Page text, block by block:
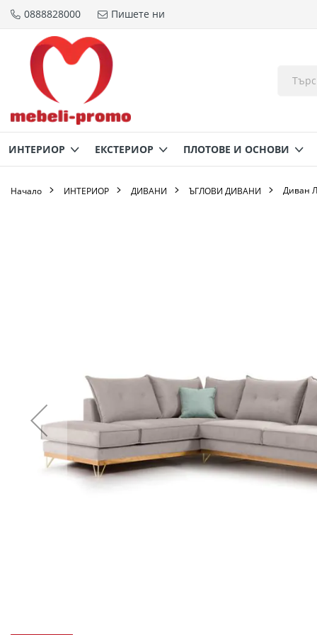
Прескачане
съдържанието
0888828000 Пишете ни
ИНТЕРИОР ЕКСТЕРИОР ПЛОТОВЕ И ОСНОВИ
Начало ИНТЕРИОР ДИВАНИ ЪГЛОВИ ДИВАНИ Диван